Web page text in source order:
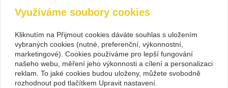
zpět
Kontakt
PIVOVARIUM.CZ s.r.o.
Na Cihlářce 2766/22 , Praha 5
14199572
CZ14199572
+420 734 846 489
+420 603 807 831
pivovarium@pivovarium.cz
Facebook
Využíváme soubory cookies
Kliknutím na Přijmout cookies dáváte souhlas s uložením
vybraných cookies (nutné, preferenční, výkonnostní,
marketingové). Cookies používáme pro lepší fungování
našeho webu, měření jeho výkonnosti a cílení a personalizaci
reklam. To jaké cookies budou uloženy, můžete svobodně
rozhodnout pod tlačítkem Upravit nastavení.